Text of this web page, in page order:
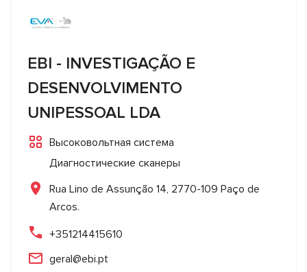
EBI - INVESTIGAÇÃO E
DESENVOLVIMENTO
UNIPESSOAL LDA
Высоковольтная система
Диагностические сканеры
Rua Lino de Assunção 14, 2770-109 Paço de
Arcos.
+351214415610
geral@ebi.pt